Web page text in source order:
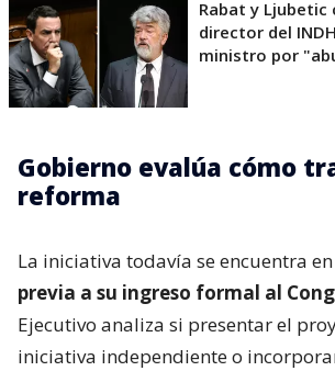
Rabat y Ljubetic
director del
ministro por
Gobierno evalúa cómo
reforma
La iniciativa todavía se encuentra
previa a su ingreso formal al
Ejecutivo analiza si presentar el
iniciativa independiente o